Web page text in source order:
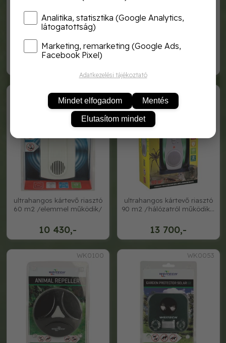
325m2 /hálózatról működik/
45m2, 3db /hálózatról
működik/
10 430,-
ultrahangos kártevő riasztó
60 m2 /elemmel működik/
13 700,-
ultrahangos kártevő riasztó
90 m2 /hálózatról működik -
WK0100 WK0053
Analitika, statisztika (Google Analytics,
látogatottság)
Marketing, remarketing (Google Ads,
Facebook Pixel)
Adatkezelési tájékoztató
Mindet elfogadom Mentés
Elutasítom mindet